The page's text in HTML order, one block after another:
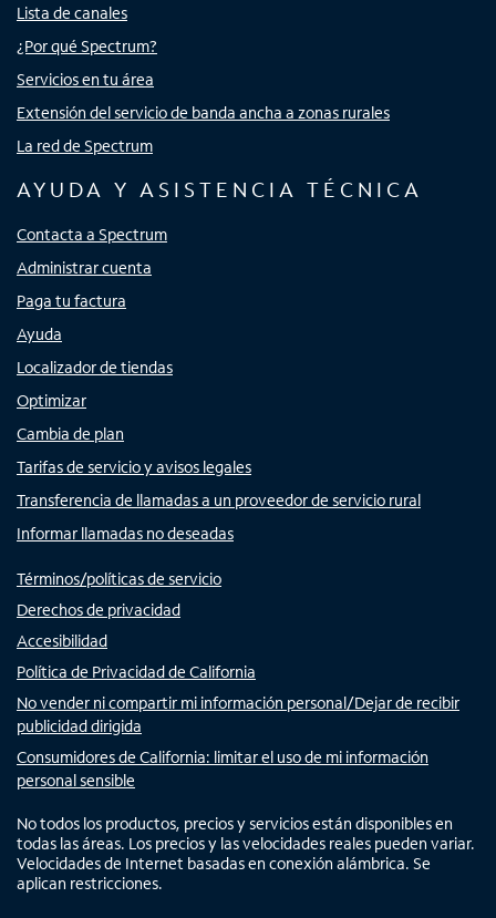
Lista de canales
¿Por qué Spectrum?
Servicios en tu área
Extensión del servicio de banda ancha a zonas rurales
La red de Spectrum
AYUDA Y ASISTENCIA TÉCNICA
Contacta a Spectrum
Administrar cuenta
Paga tu factura
Ayuda
Localizador de tiendas
Optimizar
Cambia de plan
Tarifas de servicio y avisos legales
Transferencia de llamadas a un proveedor de servicio rural
Informar llamadas no deseadas
Términos/políticas de servicio
Derechos de privacidad
Accesibilidad
Política de Privacidad de California
No vender ni compartir mi información personal/Dejar de recibir
publicidad dirigida
Consumidores de California: limitar el uso de mi información
personal sensible
No todos los productos, precios y servicios están disponibles en
todas las áreas. Los precios y las velocidades reales pueden variar.
Velocidades de Internet basadas en conexión alámbrica. Se
aplican restricciones.